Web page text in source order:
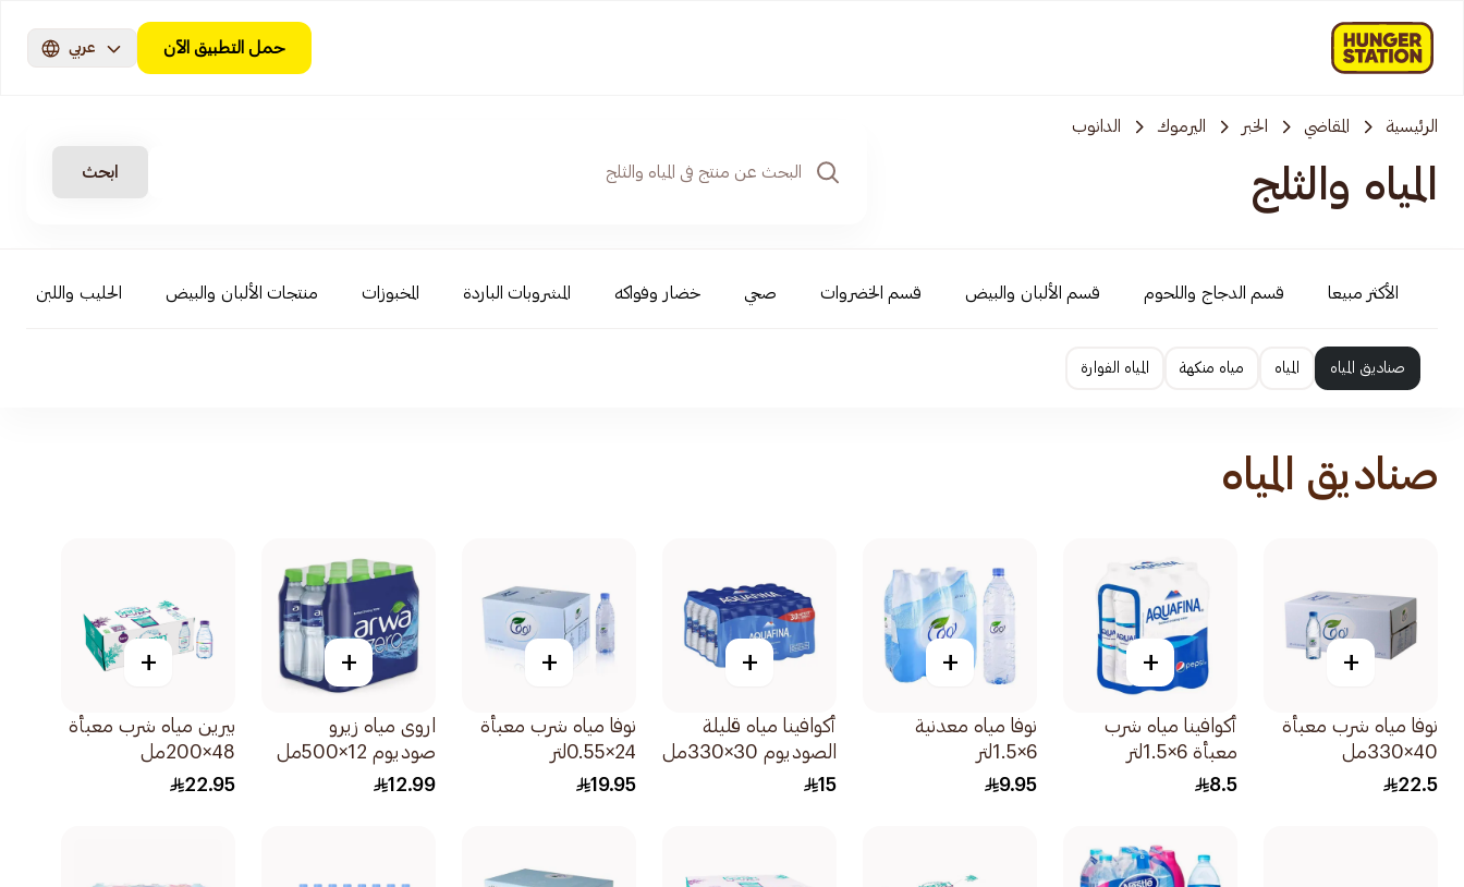
حمل التطبيق الآن عربي
الرئيسية المقاضي الخبر اليرموك الدانوب
المياه والثلج ابحث
الأكثر مبيعا قسم الدجاج واللحوم قسم الألبان والبيض قسم الخضروات صحي خضار وفواكه المشروبات الباردة المخبوزات منتجات الألبان والبيض الحليب واللبن
صناديق المياه المياه مياه منكهة المياه الفوارة
صناديق المياه
+
نوفا مياه شرب معبأة
40×330مل
22.5
+
أكوافينا مياه شرب
معبأة 6×1.5لتر
8.5
+
نوفا مياه معدنية
6×1.5لتر
9.95
+
أكوافينا مياه قليلة
الصوديوم 30×330مل
15
+
نوفا مياه شرب معبأة
24×0.55لتر
19.95
+
اروى مياه زيرو
صوديوم 12×500مل
12.99
+
بيرين مياه شرب معبأة
48×200مل
22.95